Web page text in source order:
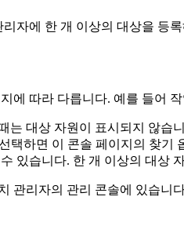
자에 한 개 이상의 대상을 등
에 따라 다릅니다. 예를 들어
는 대상 자원이 표시되지 않
택하면 이 콘솔 페이지의 찾기
있습니다. 한 개 이상의 대상
관리자의 관리 콘솔에 있습니